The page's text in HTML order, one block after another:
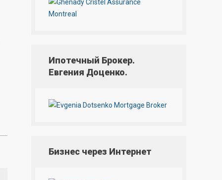
Ипотечный Брокер.
Евгения Доценко.
Бизнес через Интернет